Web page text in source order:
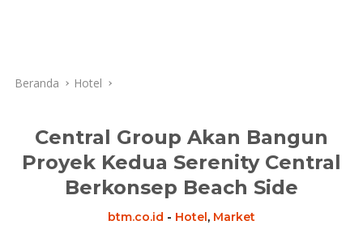
Beranda Hotel
Central Group Akan Bangun
Proyek Kedua Serenity Central
Berkonsep Beach Side
btm.co.id - Hotel, Market